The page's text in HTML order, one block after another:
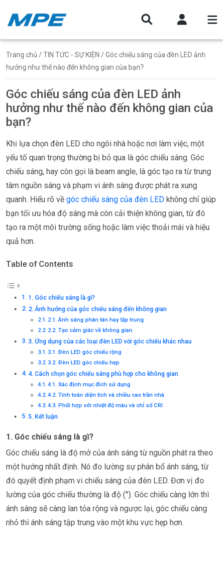
Trang chủ /TIN TỨC - SỰ KIỆN / Góc chiếu sáng của đèn LED ảnh
hưởng như thế nào đến không gian của bạn?
Góc chiếu sáng của đèn LED ảnh
hưởng như thế nào đến không gian của
bạn?
Khi lựa chọn đèn LED cho ngôi nhà hoặc nơi làm việc, một
yếu tố quan trọng thường bị bỏ qua là góc chiếu sáng. Góc
chiếu sáng, hay còn gọi là beam angle, là góc tạo ra từ trung
tâm nguồn sáng và phạm vi ánh sáng được phát ra xung
quanh. Hiểu rõ về góc chiếu sáng của đèn LED không chỉ giúp
bạn tối ưu hóa độ sáng mà còn cải thiện không gian, từ đó
tạo ra một môi trường sống hoặc làm việc thoải mái và hiệu
quả hơn.
Table of Contents
1. Góc chiếu sáng là gì?
2. Ảnh hưởng của góc chiếu sáng đến không gian
2.1. Ánh sáng phân tán hay tập trung
2.2. Tạo cảm giác về không gian
3. Ứng dụng của các loại đèn LED với góc chiếu khác nhau
3.1. Đèn LED góc chiếu rộng
3.2. Đèn LED góc chiếu hẹp
4. Cách chọn góc chiếu sáng phù hợp cho không gian
4.1. Xác định mục đích sử dụng
4.2. Tính toán diện tích và chiều cao trần nhà
4.3. Phối hợp với nhiệt độ màu và chỉ số CRI
5. Kết luận
1. Góc chiếu sáng là gì?
Góc chiếu sáng là độ mở của ánh sáng từ nguồn phát ra theo
một hướng nhất định. Nó đo lường sự phân bổ ánh sáng, từ
đó quyết định phạm vi chiếu sáng của đèn LED. Đơn vị đo
lường của góc chiếu thường là độ (°). Góc chiếu càng lớn thì
ánh sáng sẽ càng lan tỏa rộng và ngược lại, góc chiếu càng
nhỏ thì ánh sáng tập trung vào một khu vực hẹp hơn.